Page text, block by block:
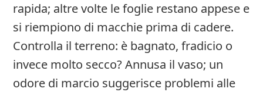
rapida; altre volte le foglie restano appese e
si riempiono di macchie prima di cadere.
Controlla il terreno: è bagnato, fradicio o
invece molto secco? Annusa il vaso; un
odore di marcio suggerisce problemi alle